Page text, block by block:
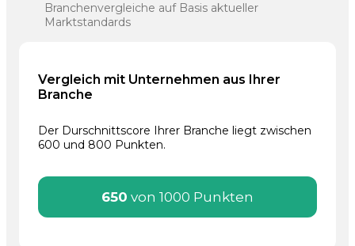
Branchenvergleiche auf Basis aktueller
Marktstandards
Vergleich mit Unternehmen aus Ihrer
Branche
Der Durschnittscore Ihrer Branche liegt zwischen
600 und 800 Punkten.
650 von 1000 Punkten